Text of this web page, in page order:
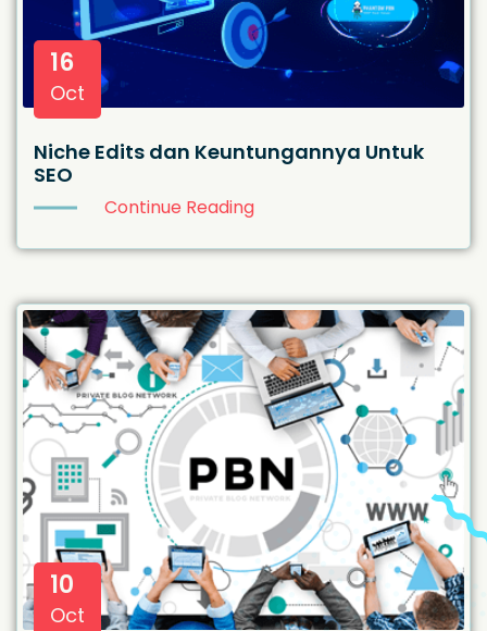
16
Oct
Niche Edits dan Keuntungannya Untuk
SEO
Continue Reading
10
Oct